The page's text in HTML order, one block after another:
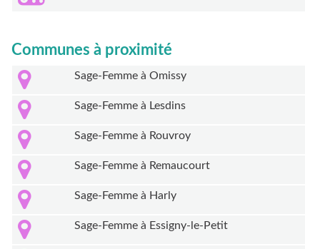
Communes à proximité
Sage-Femme à Omissy
Sage-Femme à Lesdins
Sage-Femme à Rouvroy
Sage-Femme à Remaucourt
Sage-Femme à Harly
Sage-Femme à Essigny-le-Petit